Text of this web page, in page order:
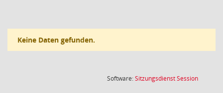
Keine Daten gefunden.
Software:SitzungsdienstSession(Wird in